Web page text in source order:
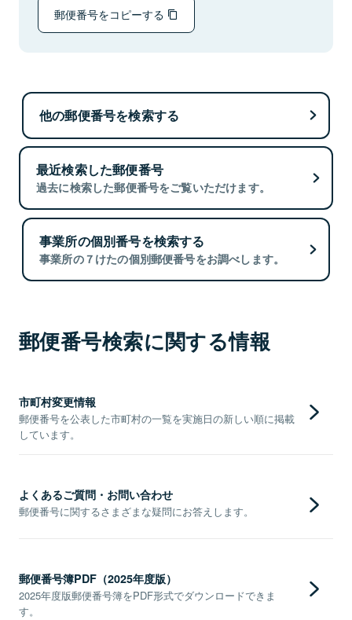
郵便番号をコピーする
他の郵便番号を検索する
最近検索した郵便番号
過去に検索した郵便番号をご覧いただけます。
事業所の個別番号を検索する
事業所の７けたの個別郵便番号をお調べします。
郵便番号検索に関する情報
市町村変更情報
郵便番号を公表した市町村の一覧を実施日の新しい順に掲載
しています。
よくあるご質問・お問い合わせ
郵便番号に関するさまざまな疑問にお答えします。
郵便番号簿PDF（2025年度版）
2025年度版郵便番号簿をPDF形式でダウンロードできま
す。